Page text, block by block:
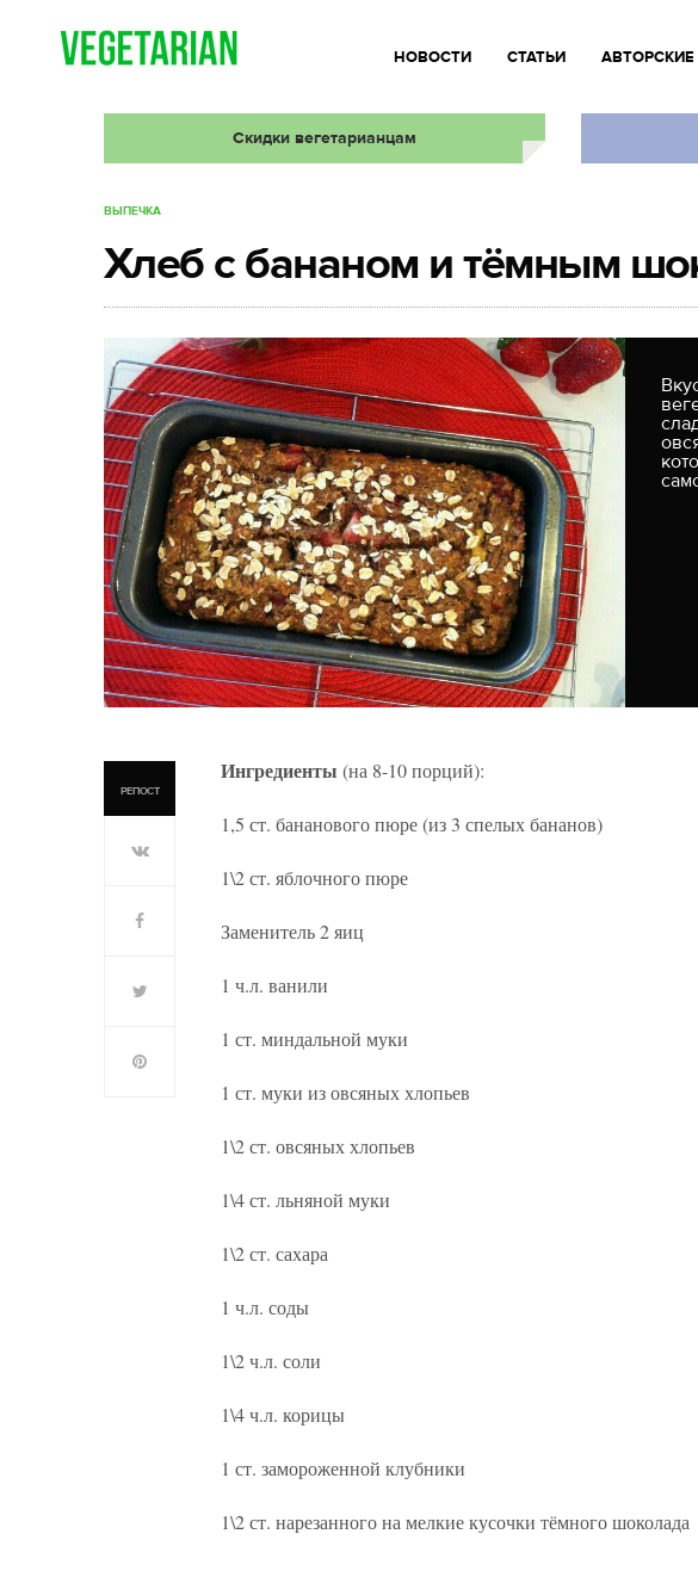
НОВОСТИ СТАТЬИ
Скидки вегетарианцам
ВЫПЕЧКА
Хлеб с бананом и тёмным
РЕПОСТ
Ингредиенты (на 8-10 порций):
1,5 ст. бананового пюре (из 3 спелых бананов)
1\2 ст. яблочного пюре
Заменитель 2 яиц
1 ч.л. ванили
1 ст. миндальной муки
1 ст. муки из овсяных хлопьев
1\2 ст. овсяных хлопьев
1\4 ст. льняной муки
1\2 ст. сахара
1 ч.л. соды
1\2 ч.л. соли
1\4 ч.л. корицы
1 ст. замороженной клубники
1\2 ст. нарезанного на мелкие кусочки тёмного шоколада